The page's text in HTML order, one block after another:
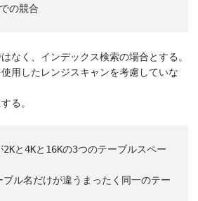
なく、インデックス検索の場合とする。
使用したレンジスキャンを考慮していな
る。
と4Kと16Kの3つのテーブルスペー
ル名だけが違うまったく同一のテー